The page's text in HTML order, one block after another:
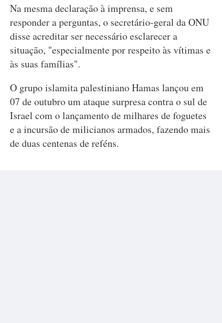
Na mesma declaração à imprensa, e sem
responder a perguntas, o secretário-geral da ONU
disse acreditar ser necessário esclarecer a
situação, "especialmente por respeito às vítimas e
às suas famílias".
O grupo islamita palestiniano Hamas lançou em
07 de outubro um ataque surpresa contra o sul de
Israel com o lançamento de milhares de foguetes
e a incursão de milicianos armados, fazendo mais
de duas centenas de reféns.